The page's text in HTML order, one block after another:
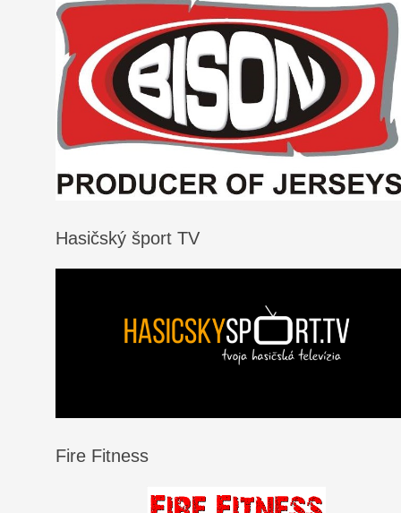
Hasičský šport TV
Fire Fitness